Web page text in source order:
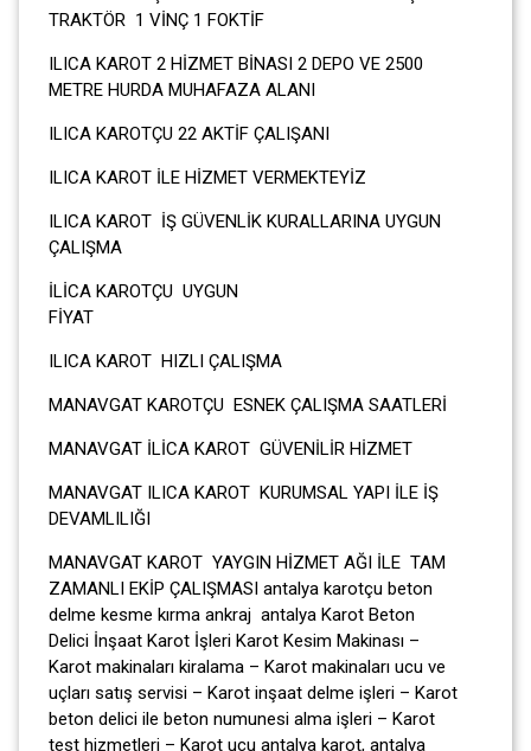
TRAKTÖR 1 VİNÇ 1 FOKTİF
ILICA KAROT 2 HİZMET BİNASI 2 DEPO VE 2500
METRE HURDA MUHAFAZA ALANI
ILICA KAROTÇU 22 AKTİF ÇALIŞANI
ILICA KAROT İLE HİZMET VERMEKTEYİZ
ILICA KAROT İŞ GÜVENLİK KURALLARINA UYGUN
ÇALIŞMA
İLİCA KAROTÇU UYGUN
ILICA KAROT HIZLI ÇALIŞMA
MANAVGAT KAROTÇU ESNEK ÇALIŞMA SAATLERİ
MANAVGAT İLİCA KAROT GÜVENİLİR HİZMET
MANAVGAT ILICA KAROT KURUMSAL YAPI İLE İŞ
DEVAMLILIĞI
MANAVGAT KAROT YAYGIN HİZMET AĞI İLE TAM
ZAMANLI EKİP ÇALIŞMASI antalya karotçu beton
delme kesme kırma ankraj antalya Karot Beton
Delici İnşaat Karot İşleri Karot Kesim Makinası –
Karot makinaları kiralama – Karot makinaları ucu ve
uçları satış servisi – Karot inşaat delme işleri – Karot
beton delici ile beton numunesi alma işleri – Karot
test hizmetleri – Karot ucu antalya karot, antalya